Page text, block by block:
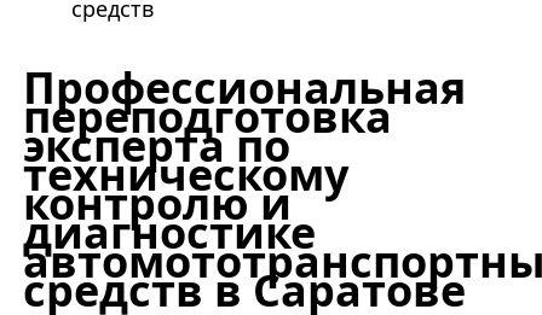
средств
Профессиональная
переподготовка
эксперта по
техническому
контролю и
диагностике
средств в Саратове